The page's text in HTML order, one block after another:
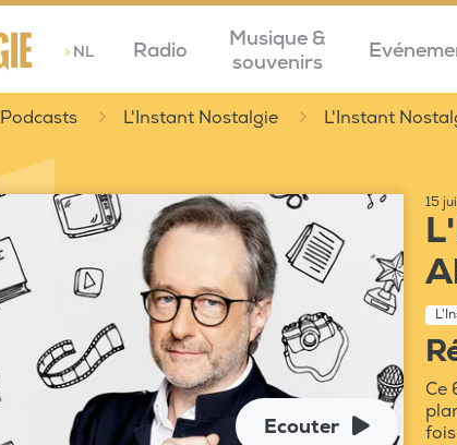
>NL Radio
Musique &
souvenirs
Podcasts L'Instant Nostalgie L'Instant
Ecouter
15
Ce